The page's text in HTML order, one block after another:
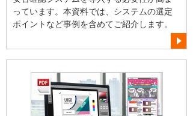
っています。本資料では、システムの選定
ポイントなど事例を含めてご紹介します。